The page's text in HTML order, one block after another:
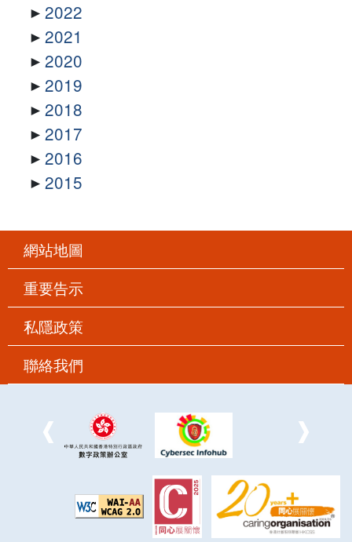
2022
2021
2020
2019
2018
2017
2016
2015
網站地圖
重要告示
私隱政策
聯絡我們